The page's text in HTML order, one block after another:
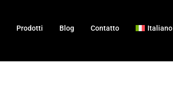
Prodotti Blog Contatto Italiano